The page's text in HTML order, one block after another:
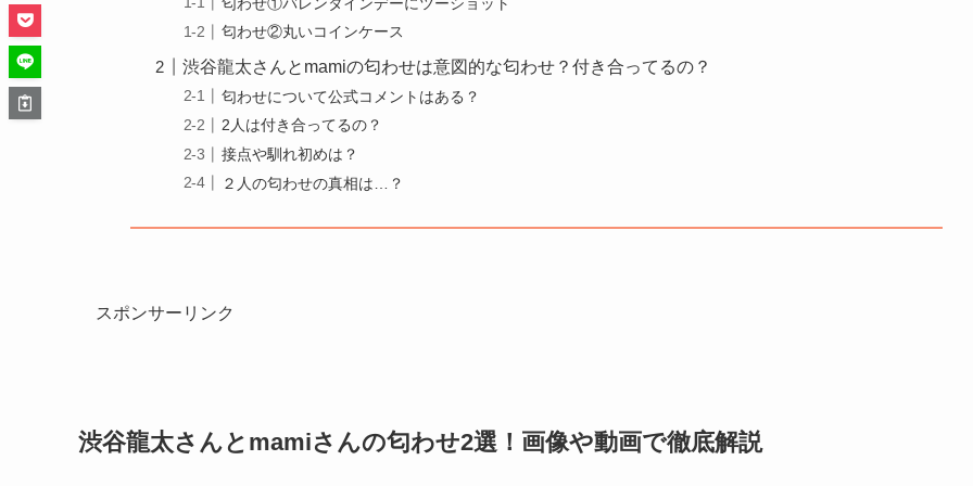
匂わせ②丸いコインケース
渋谷龍太さんとmamiの匂わせは意図的な匂わせ？付き合ってるの？
匂わせについて公式コメントはある？
2人は付き合ってるの？
接点や馴れ初めは？
２人の匂わせの真相は…？
スポンサーリンク
渋谷龍太さんとmamiさんの匂わせ2選！画像や動画で徹底解説